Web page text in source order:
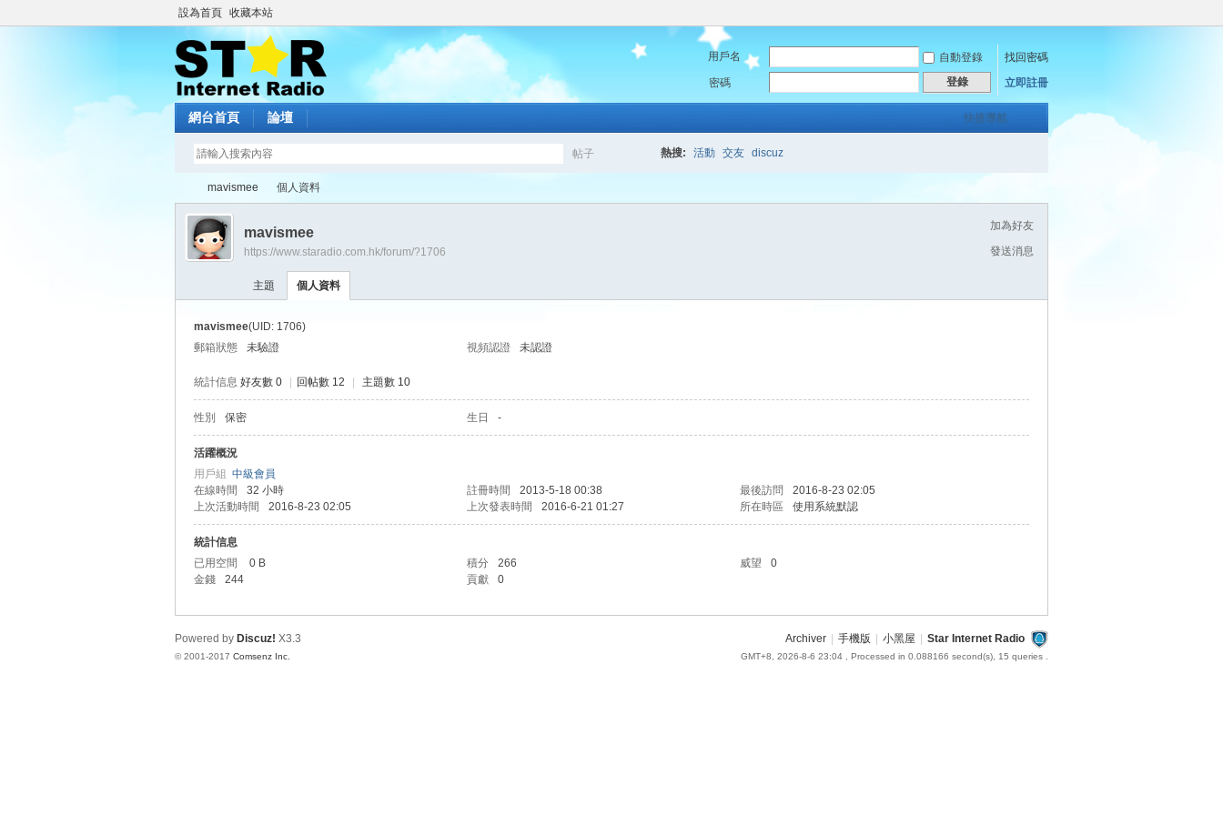
設為首頁 收藏本站
用戶名 自動登錄
找回密碼
密碼
登錄 立即註冊
快捷導航
網台首頁 論壇
帖子 熱搜: 活動 交友 discuz
›
mavismee 個人資料
加為好友
發送消息
mavismee
https://www.staradio.com.hk/forum/?1706
主題 個人資料
mavismee(UID: 1706)
郵箱狀態
未驗證 視頻認證 未認證
統計信息 好友數 0 回帖數 12 主題數 10
性別 保密 生日 -
活躍概況
用戶組 中級會員
在線時間
32 小時 註冊時間 2013-5-18 00:38 最後訪問
2016-8-23 02:05
上次活動時間
2016-8-23 02:05 上次發表時間 2016-6-21 01:27 所在時區 使用系統默認
統計信息
已用空間
0 B 積分 266 威望
0
金錢
244 貢獻 0
Archiver 手機版 小黑屋 Star Internet Radio
GMT+8, 2026-8-6 23:04 , Processed in 0.088166 second(s), 15 queries .
Powered by Discuz! X3.3
© 2001-2017 Comsenz Inc.